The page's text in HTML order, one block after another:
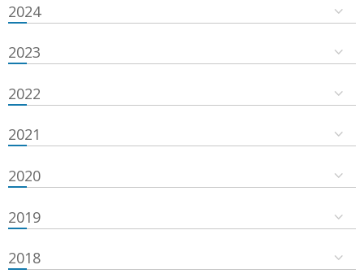
2024
2023
2022
2021
2020
2019
2018